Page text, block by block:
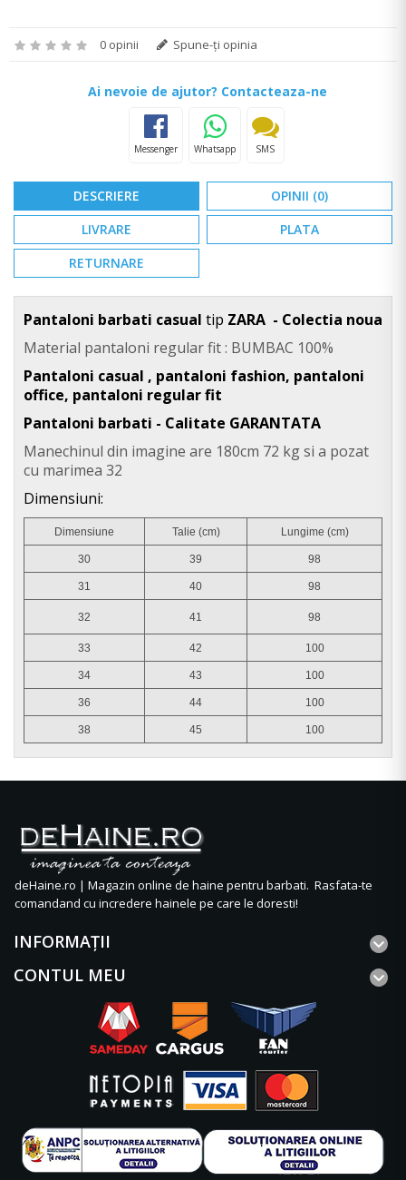
0 opinii Spune-ţi opinia
Ai nevoie de ajutor? Contacteaza-ne
Messenger Whatsapp SMS
DESCRIERE
OPINII (0)
LIVRARE
PLATA
RETURNARE
Pantaloni barbati casual tip ZARA - Colectia noua
Material pantaloni regular fit : BUMBAC 100%
Pantaloni casual , pantaloni fashion, pantaloni
office, pantaloni regular fit
Pantaloni barbati - Calitate GARANTATA
Manechinul din imagine are 180cm 72 kg si a pozat
cu marimea 32
Dimensiuni:
Dimensiune Talie (cm) Lungime (cm)
30 39 98
31 40 98
32 41 98
33 42 100
34 43 100
36 44 100
38 45 100
deHaine.ro | Magazin online de haine pentru barbati. Rasfata-te
comandand cu incredere hainele pe care le doresti!
INFORMAŢII
CONTUL MEU